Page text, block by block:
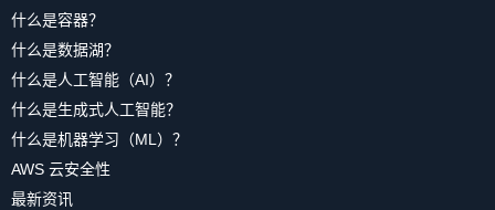
什么是容器？
什么是数据湖？
什么是人工智能（AI）？
什么是生成式人工智能？
什么是机器学习（ML）？
AWS 云安全性
最新资讯